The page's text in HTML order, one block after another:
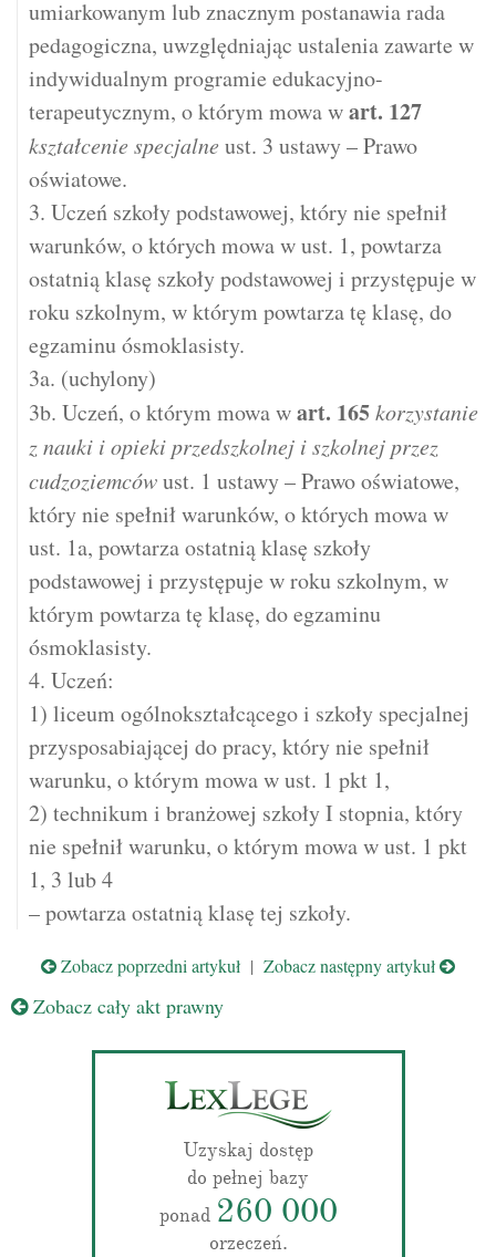
umiarkowanym lub znacznym postanawia rada
pedagogiczna, uwzględniając ustalenia zawarte w
indywidualnym programie edukacyjno-
terapeutycznym, o którym mowa wart. 127
kształcenie specjalne ust. 3 ustawy – Prawo
oświatowe.
3. Uczeń szkoły podstawowej, który nie spełnił
warunków, o których mowa w ust. 1, powtarza
ostatnią klasę szkoły podstawowej i przystępuje w
roku szkolnym, w którym powtarza tę klasę, do
egzaminu ósmoklasisty.
3a. (uchylony)
3b. Uczeń, o którym mowa wart. 165korzystanie
z nauki i opieki przedszkolnej i szkolnej przez
cudzoziemcówust. 1 ustawy – Prawo oświatowe,
który nie spełnił warunków, o których mowa w
ust. 1a, powtarza ostatnią klasę szkoły
podstawowej i przystępuje w roku szkolnym, w
którym powtarza tę klasę, do egzaminu
ósmoklasisty.
4. Uczeń:
1) liceum ogólnokształcącego i szkoły specjalnej
przysposabiającej do pracy, który nie spełnił
warunku, o którym mowa w ust. 1 pkt 1,
2) technikum i branżowej szkoły I stopnia, który
nie spełnił warunku, o którym mowa w ust. 1 pkt
1, 3 lub 4
– powtarza ostatnią klasę tej szkoły.
Zobacz poprzedni artykuł | Zobacz następny artykuł
Zobacz cały akt prawny
Uzyskaj dostęp
do pełnej bazy
ponad 260 000
orzeczeń.